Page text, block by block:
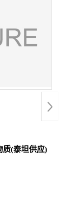
质(泰坦供应)